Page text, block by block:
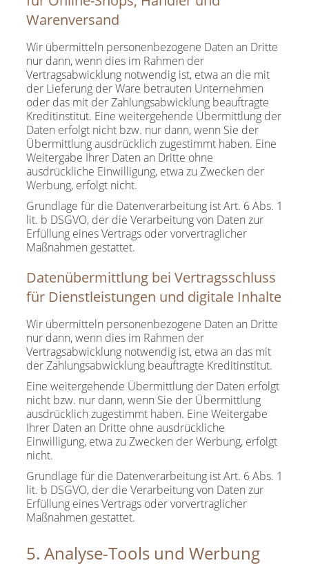
Warenversand
Wir übermitteln personenbezogene Daten an Dritte
nur dann, wenn dies im Rahmen der
Vertragsabwicklung notwendig ist, etwa an die mit
der Lieferung der Ware betrauten Unternehmen
oder das mit der Zahlungsabwicklung beauftragte
Kreditinstitut. Eine weitergehende Übermittlung der
Daten erfolgt nicht bzw. nur dann, wenn Sie der
Übermittlung ausdrücklich zugestimmt haben. Eine
Weitergabe Ihrer Daten an Dritte ohne
ausdrückliche Einwilligung, etwa zu Zwecken der
Werbung, erfolgt nicht.
Grundlage für die Datenverarbeitung ist Art. 6 Abs. 1
lit. b DSGVO, der die Verarbeitung von Daten zur
Erfüllung eines Vertrags oder vorvertraglicher
Maßnahmen gestattet.
Datenübermittlung bei Vertragsschluss
für Dienstleistungen und digitale Inhalte
Wir übermitteln personenbezogene Daten an Dritte
nur dann, wenn dies im Rahmen der
Vertragsabwicklung notwendig ist, etwa an das mit
der Zahlungsabwicklung beauftragte Kreditinstitut.
Eine weitergehende Übermittlung der Daten erfolgt
nicht bzw. nur dann, wenn Sie der Übermittlung
ausdrücklich zugestimmt haben. Eine Weitergabe
Ihrer Daten an Dritte ohne ausdrückliche
Einwilligung, etwa zu Zwecken der Werbung, erfolgt
nicht.
Grundlage für die Datenverarbeitung ist Art. 6 Abs. 1
lit. b DSGVO, der die Verarbeitung von Daten zur
Erfüllung eines Vertrags oder vorvertraglicher
Maßnahmen gestattet.
5. Analyse-Tools und Werbung